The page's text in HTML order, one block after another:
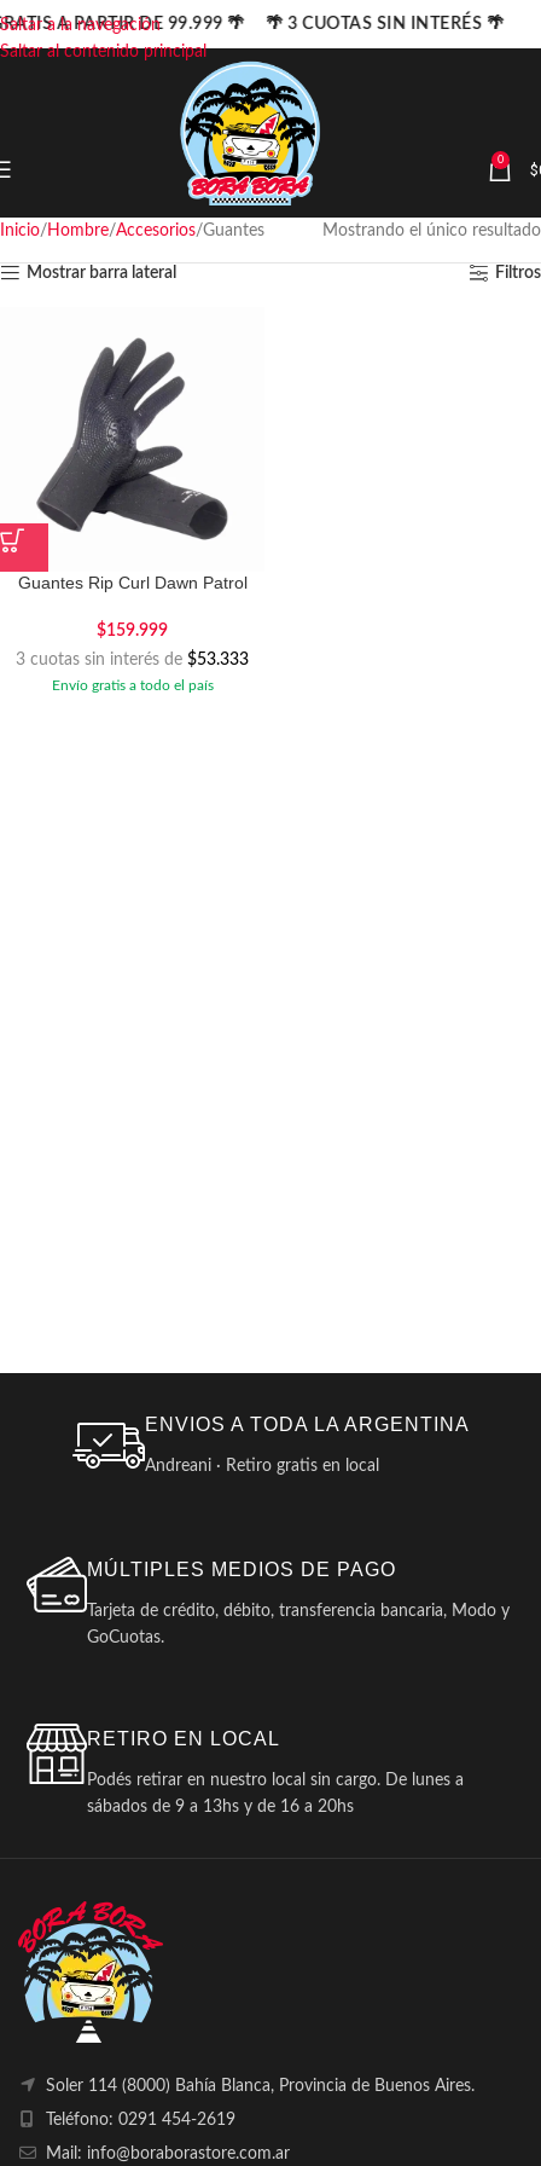
Saltar a la navegación
Saltar al contenido principal
0 $
Inicio Hombre Accesorios Guantes Mostrando el único resultado
Mostrar barra lateral Filtros
Guantes Rip Curl Dawn Patrol
$159.999
3 cuotas sin interés de $53.333
Envío gratis a todo el país
ENVIOS A TODA LA ARGENTINA
Andreani · Retiro gratis en local
MÚLTIPLES MEDIOS DE PAGO
Tarjeta de crédito, débito, transferencia bancaria, Modo y
GoCuotas.
RETIRO EN LOCAL
Podés retirar en nuestro local sin cargo. De lunes a
sábados de 9 a 13hs y de 16 a 20hs
Soler 114 (8000) Bahía Blanca, Provincia de Buenos Aires.
Teléfono: 0291 454-2619
Mail: info@boraborastore.com.ar
A PARTIR DE 99.999 🌴 🌴 3 CUOTAS SIN INTERÉS 🌴